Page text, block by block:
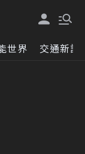
世界 交通新訊